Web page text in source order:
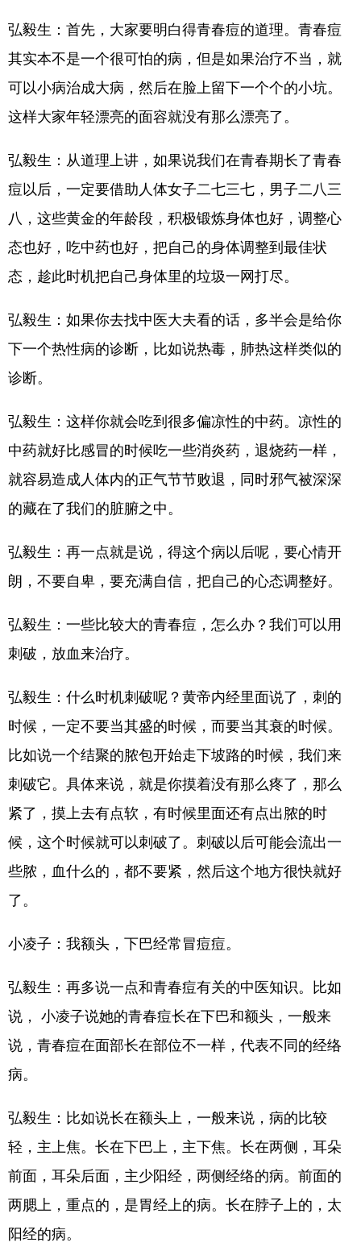
弘毅生：首先，大家要明白得青春痘的道理。青春痘
其实本不是一个很可怕的病，但是如果治疗不当，就
可以小病治成大病，然后在脸上留下一个个的小坑。
这样大家年轻漂亮的面容就没有那么漂亮了。
弘毅生：从道理上讲，如果说我们在青春期长了青春
痘以后，一定要借助人体女子二七三七，男子二八三
八，这些黄金的年龄段，积极锻炼身体也好，调整心
态也好，吃中药也好，把自己的身体调整到最佳状
态，趁此时机把自己身体里的垃圾一网打尽。
弘毅生：如果你去找中医大夫看的话，多半会是给你
下一个热性病的诊断，比如说热毒，肺热这样类似的
诊断。
弘毅生：这样你就会吃到很多偏凉性的中药。凉性的
中药就好比感冒的时候吃一些消炎药，退烧药一样，
就容易造成人体内的正气节节败退，同时邪气被深深
的藏在了我们的脏腑之中。
弘毅生：再一点就是说，得这个病以后呢，要心情开
朗，不要自卑，要充满自信，把自己的心态调整好。
弘毅生：一些比较大的青春痘，怎么办？我们可以用
刺破，放血来治疗。
弘毅生：什么时机刺破呢？黄帝内经里面说了，刺的
时候，一定不要当其盛的时候，而要当其衰的时候。
比如说一个结聚的脓包开始走下坡路的时候，我们来
刺破它。具体来说，就是你摸着没有那么疼了，那么
紧了，摸上去有点软，有时候里面还有点出脓的时
候，这个时候就可以刺破了。刺破以后可能会流出一
些脓，血什么的，都不要紧，然后这个地方很快就好
了。
小凌子：我额头，下巴经常冒痘痘。
弘毅生：再多说一点和青春痘有关的中医知识。比如
说， 小凌子说她的青春痘长在下巴和额头，一般来
说，青春痘在面部长在部位不一样，代表不同的经络
病。
弘毅生：比如说长在额头上，一般来说，病的比较
轻，主上焦。长在下巴上，主下焦。长在两侧，耳朵
前面，耳朵后面，主少阳经，两侧经络的病。前面的
两腮上，重点的，是胃经上的病。长在脖子上的，太
阳经的病。